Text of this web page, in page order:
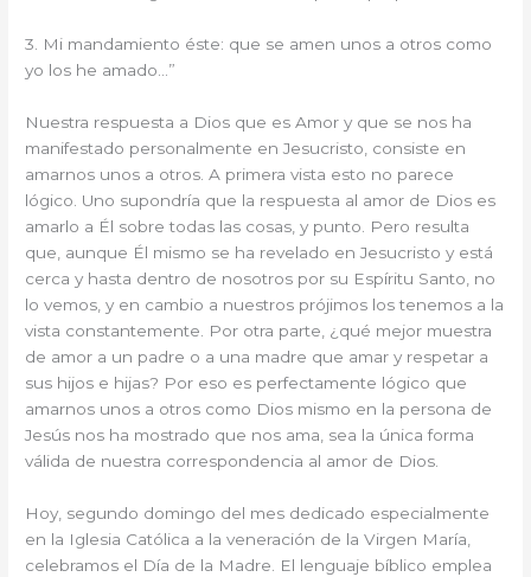
3. Mi mandamiento éste: que se amen unos a otros como
yo los he amado…”
Nuestra respuesta a Dios que es Amor y que se nos ha
manifestado personalmente en Jesucristo, consiste en
amarnos unos a otros. A primera vista esto no parece
lógico. Uno supondría que la respuesta al amor de Dios es
amarlo a Él sobre todas las cosas, y punto. Pero resulta
que, aunque Él mismo se ha revelado en Jesucristo y está
cerca y hasta dentro de nosotros por su Espíritu Santo, no
lo vemos, y en cambio a nuestros prójimos los tenemos a la
vista constantemente. Por otra parte, ¿qué mejor muestra
de amor a un padre o a una madre que amar y respetar a
sus hijos e hijas? Por eso es perfectamente lógico que
amarnos unos a otros como Dios mismo en la persona de
Jesús nos ha mostrado que nos ama, sea la única forma
válida de nuestra correspondencia al amor de Dios.
Hoy, segundo domingo del mes dedicado especialmente
en la Iglesia Católica a la veneración de la Virgen María,
celebramos el Día de la Madre. El lenguaje bíblico emplea